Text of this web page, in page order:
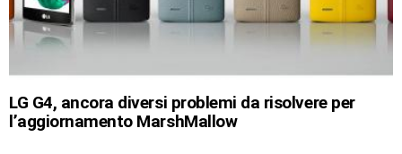
LG G4, ancora diversi problemi da risolvere per
l’aggiornamento MarshMallow